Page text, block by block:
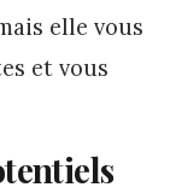
elle vous
et vous